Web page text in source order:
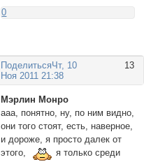
0
Поделиться 13
Чт, 10
Ноя 2011 21:38
Мэрлин Монро
ааа, понятно, ну, по ним видно,
они того стоят, есть, наверное,
и дороже, я просто далек от
этого,
я только среди